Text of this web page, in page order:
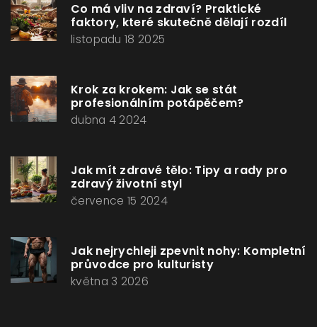
Co má vliv na zdraví? Praktické
faktory, které skutečně dělají rozdíl
listopadu 18 2025
Krok za krokem: Jak se stát
profesionálním potápěčem?
dubna 4 2024
Jak mít zdravé tělo: Tipy a rady pro
zdravý životní styl
července 15 2024
Jak nejrychleji zpevnit nohy: Kompletní
průvodce pro kulturisty
května 3 2026